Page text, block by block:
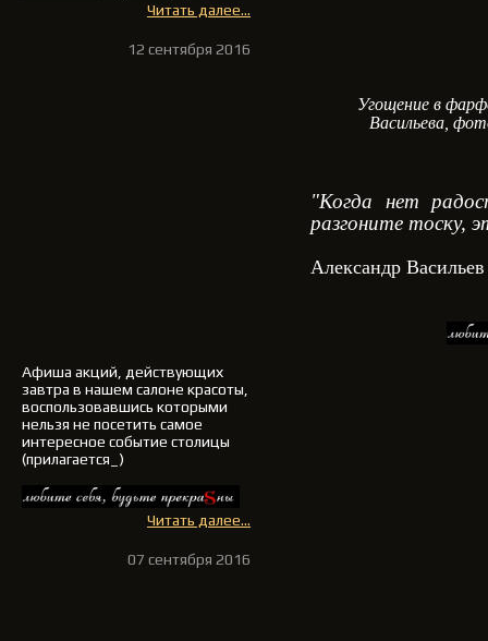
Читать далее...
12 сентября 2016
Афиша акций, действующих
завтра в нашем салоне красоты,
воспользовавшись которыми
нельзя не посетить самое
интересное событие столицы
(прилагается_)
Читать далее...
07 сентября 2016
Угощение в
Васильева,
"Когда нет
разгоните тоску,
Александр Васильев